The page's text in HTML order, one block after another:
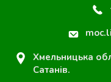
Хмельницька
Сатанів.